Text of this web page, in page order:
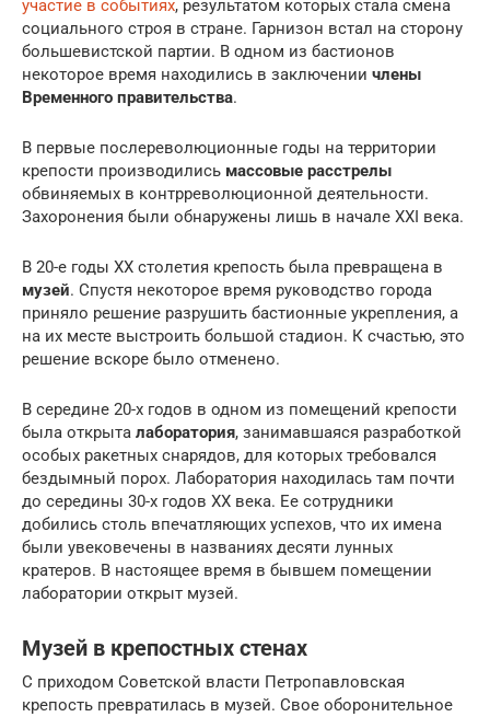
участие в событиях, результатом которых стала смена
социального строя в стране. Гарнизон встал на сторону
большевистской партии. В одном из бастионов
некоторое время находились в заключении члены
Временного правительства.
В первые послереволюционные годы на территории
крепости производились массовые расстрелы
обвиняемых в контрреволюционной деятельности.
Захоронения были обнаружены лишь в начале XXI века.
В 20-е годы XX столетия крепость была превращена в
музей. Спустя некоторое время руководство города
приняло решение разрушить бастионные укрепления, а
на их месте выстроить большой стадион. К счастью, это
решение вскоре было отменено.
В середине 20-х годов в одном из помещений крепости
была открыта лаборатория, занимавшаяся разработкой
особых ракетных снарядов, для которых требовался
бездымный порох. Лаборатория находилась там почти
до середины 30-х годов XX века. Ее сотрудники
добились столь впечатляющих успехов, что их имена
были увековечены в названиях десяти лунных
кратеров. В настоящее время в бывшем помещении
лаборатории открыт музей.
Музей в крепостных стенах
С приходом Советской власти Петропавловская
крепость превратилась в музей. Свое оборонительное